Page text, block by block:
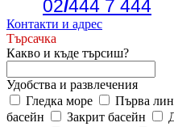
02/444 7 444
Контакти и адрес
Търсачка
Какво и къде търсиш?
Удобства и развлечения
Гледка море
Първа
басейн
Закрит басейн